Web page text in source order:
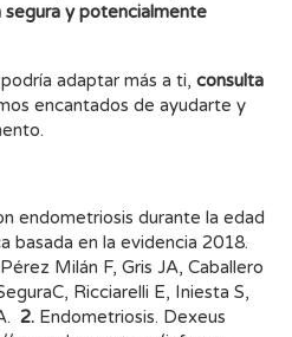
segura y potencialmente
adaptar más a ti, consulta
encantados de ayudarte y
endometriosis durante la edad
basada en la evidencia 2018.
Milán F, Gris JA, Caballero
Ricciarelli E, Iniesta S,
2. Endometriosis. Dexeus